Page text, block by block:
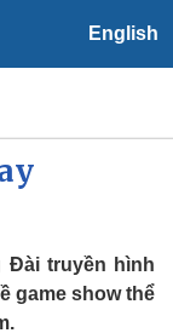
English
tiết
Ðài truyền hình
game show thể